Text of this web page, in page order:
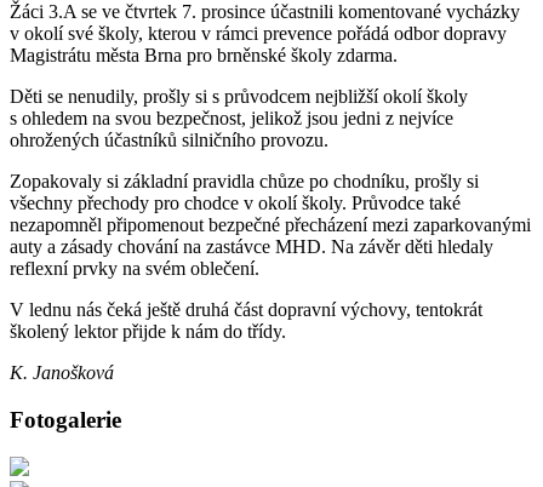
Žáci 3.A se ve čtvrtek 7. prosince účastnili komentované vycházky
v okolí své školy, kterou v rámci prevence pořádá odbor dopravy
Magistrátu města Brna pro brněnské školy zdarma.
Děti se nenudily, prošly si s průvodcem nejbližší okolí školy
s ohledem na svou bezpečnost, jelikož jsou jedni z nejvíce
ohrožených účastníků silničního provozu.
Zopakovaly si základní pravidla chůze po chodníku, prošly si
všechny přechody pro chodce v okolí školy. Průvodce také
nezapomněl připomenout bezpečné přecházení mezi zaparkovanými
auty a zásady chování na zastávce MHD. Na závěr děti hledaly
reflexní prvky na svém oblečení.
V lednu nás čeká ještě druhá část dopravní výchovy, tentokrát
školený lektor přijde k nám do třídy.
K. Janošková
Fotogalerie